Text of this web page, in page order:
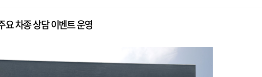
요 차종 상담 이벤트 운영